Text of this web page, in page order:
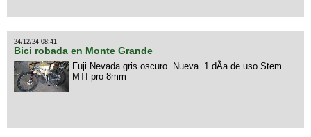
24/12/24 08:41
Bici robada en Monte Grande
Fuji Nevada gris oscuro. Nueva. 1 dÃ­a de uso Stem
MTI pro 8mm